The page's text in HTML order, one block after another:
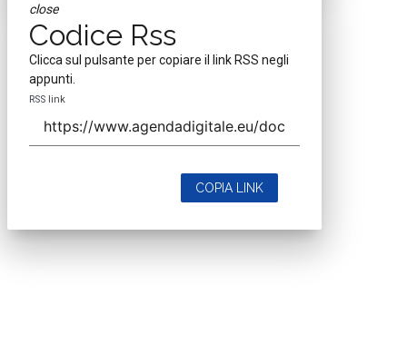
close
Codice Rss
Clicca sul pulsante per copiare il link RSS negli
appunti.
RSS link
COPIA LINK